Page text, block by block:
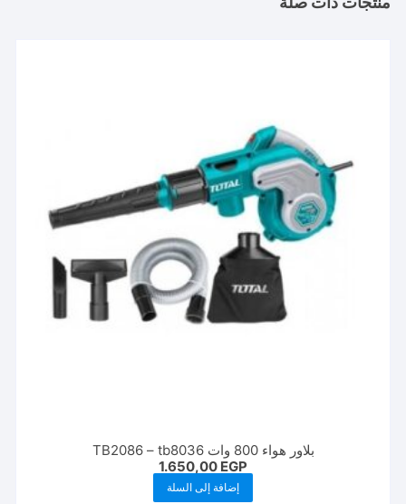
بلاور هواء 800 وات TB2086 – tb8036
1.650,00 EGP
إضافة إلى السلة